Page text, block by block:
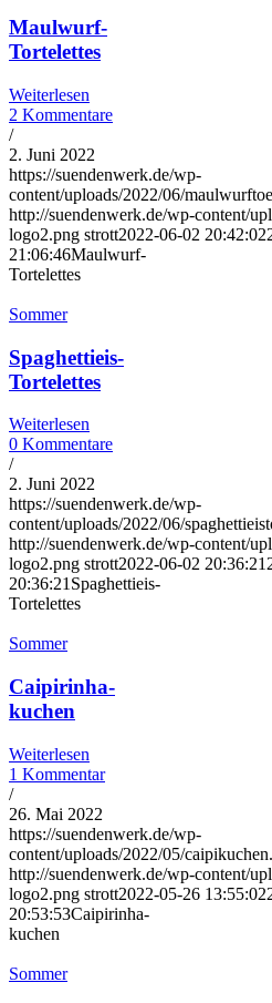
Maulwurf-
Tortelettes
Weiterlesen
2 Kommentare
/
2. Juni 2022
https://suendenwerk.de/wp-
content/uploads/2022/06/
http://suendenwerk.de/wp-content/
logo2.png strott2022-06-02 20:42:02
21:06:46Maulwurf-
Tortelettes
Sommer
Spaghettieis-
Tortelettes
Weiterlesen
0 Kommentare
/
2. Juni 2022
https://suendenwerk.de/wp-
content/uploads/2022/06/
http://suendenwerk.de/wp-content/
logo2.png strott2022-06-02 20:36:21
20:36:21 Spaghettieis-
Tortelettes
Sommer
Caipirinha-
kuchen
Weiterlesen
1 Kommentar
/
26. Mai 2022
https://suendenwerk.de/wp-
content/uploads/2022/05/
http://suendenwerk.de/wp-content/
logo2.png strott2022-05-26 13:55:02
20:53:53Caipirinha-
kuchen
Sommer